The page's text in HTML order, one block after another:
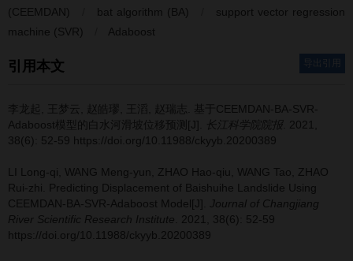
(CEEMDAN)
bat algorithm (BA)
support vector regression
machine (SVR)
Adaboost
引用本文
李龙起, 王梦云, 赵皓璆, 王滔, 赵瑞志.
基于CEEMDAN-BA-SVR-
Adaboost模型的白水河滑坡位移预测[J].
长江科学院院报 . 2021,
38(6): 52-59 https://doi.org/10.11988/ckyyb.20200389
LI Long-qi, WANG Meng-yun, ZHAO Hao-qiu, WANG Tao, ZHAO
Rui-zhi.
Predicting Displacement of Baishuihe Landslide Using
CEEMDAN-BA-SVR-Adaboost Model[J].
Journal of Changjiang
River Scientific Research Institute . 2021, 38(6): 52-59
https://doi.org/10.11988/ckyyb.20200389